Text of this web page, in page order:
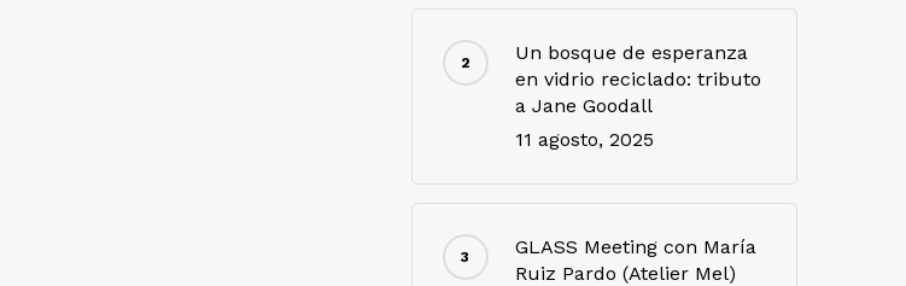
Un bosque de esperanza
en vidrio reciclado: tributo
a Jane Goodall
11 agosto, 2025
GLASS Meeting con María
Ruiz Pardo (Atelier Mel)